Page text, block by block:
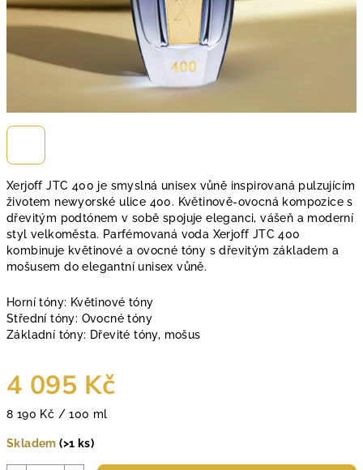
Xerjoff JTC 400 je smyslná unisex vůně inspirovaná pulzujícím
životem newyorské ulice 400. Květinově-ovocná kompozice s
dřevitým podtónem v sobě spojuje eleganci, vášeň a moderní
styl velkoměsta. Parfémovaná voda Xerjoff JTC 400
kombinuje květinové a ovocné tóny s dřevitým základem a
mošusem do elegantní unisex vůně.
Horní tóny: Květinové tóny
Střední tóny: Ovocné tóny
Základní tóny: Dřevité tóny, mošus
4 095 Kč
Měrná
8 190 Kč / 100 ml
Skladem(>1 ks)